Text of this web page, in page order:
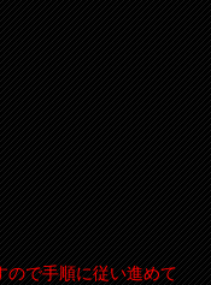
で手順に従い進めて